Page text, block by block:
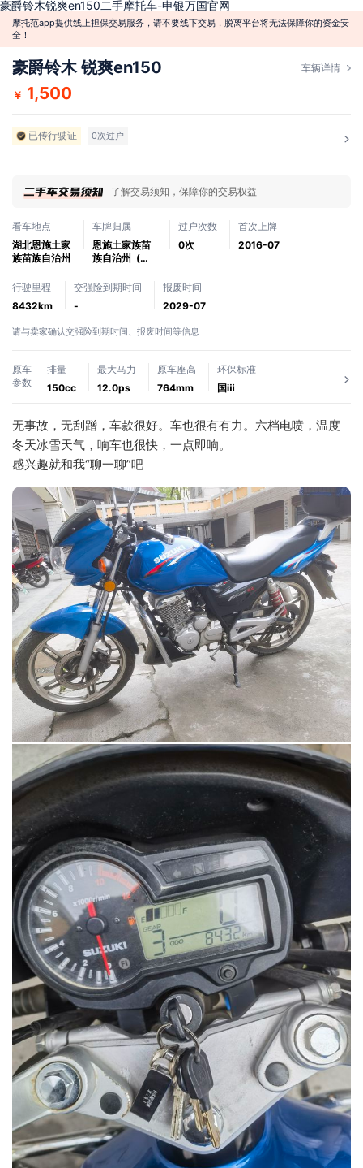
豪爵铃木锐爽en150二手摩托车-申银万国官网
摩托范app提供线上担保交易服务，请不要线下交易，脱离平台将无法保障你的资金安
全！
豪爵铃木 锐爽en150 车辆详情
￥ 1,500
已传行驶证 0次过户
了解交易须知，保障你的交易权益
看车地点
湖北恩施土家
族苗族自治州
车牌归属
恩施土家族苗
族自治州 (鄂
过户次数
0次
首次上牌
2016-07
行驶里程
8432km
交强险到期时间
-
报废时间
2029-07
请与卖家确认交强险到期时间、报废时间等信息
原车
参数
排量
150cc
最大马力
12.0ps
原车座高
764mm
环保标准
国ⅲ
无事故，无刮蹭，车款很好。车也很有有力。六档电喷，温度
冬天冰雪天气，响车也很快，一点即响。
感兴趣就和我“聊一聊”吧